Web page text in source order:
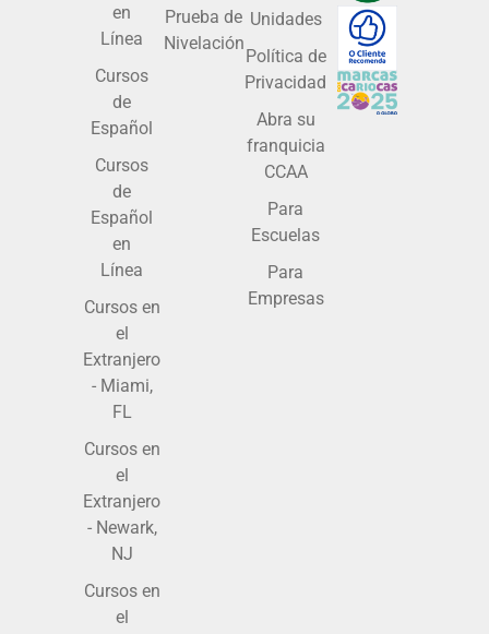
en
Línea
Cursos
de
Español
Cursos
de
Español
en
Línea
Cursos en
el
Extranjero
- Miami,
FL
Cursos en
el
Extranjero
- Newark,
NJ
Cursos en
el
Prueba de
Nivelación
Unidades
Política de
Privacidad
Abra su
franquicia
CCAA
Para
Escuelas
Para
Empresas